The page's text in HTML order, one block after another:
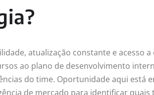
atualização constante e acesso
ao plano de desenvolvimento
do time. Oportunidade aqui está
de mercado para identificar quais